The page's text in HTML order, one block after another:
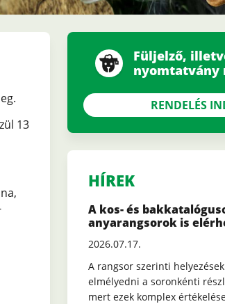
13
Füljelző,
nyomtatvány
RENDELÉS
HÍREK
A kos- és
anyarangsorok is
2026.07.17.
A rangsor szerinti
elmélyedni a soronkénti
mert ezek komplex